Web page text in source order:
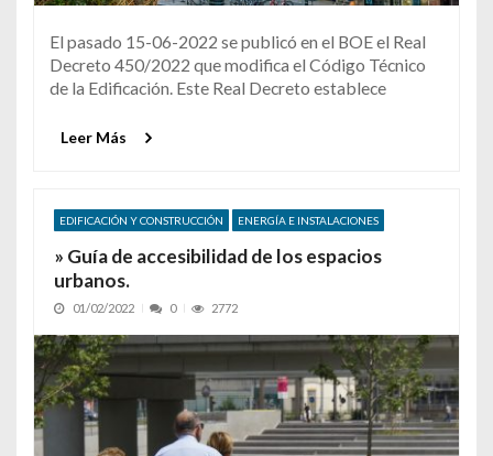
El pasado 15-06-2022 se publicó en el BOE el Real
Decreto 450/2022 que modifica el Código Técnico
de la Edificación. Este Real Decreto establece
Leer Más
EDIFICACIÓN Y CONSTRUCCIÓN ENERGÍA E INSTALACIONES
» Guía de accesibilidad de los espacios
urbanos.
01/02/2022 0 2772